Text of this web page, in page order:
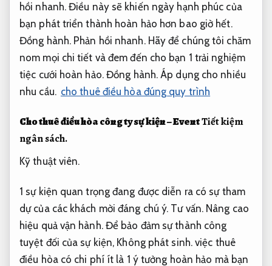
hồi nhanh. Điều này sẽ khiến ngày hạnh phúc của
bạn phát triển thành hoàn hảo hơn bao giờ hết.
Đồng hành. Phản hồi nhanh.Hãy để chúng tôi chăm
nom mọi chi tiết và đem đến cho bạn 1 trải nghiệm
tiệc cưới hoàn hảo. Đồng hành. Áp dụng cho nhiều
nhu cầu. cho thuê điều hòa đúng quy trình
Cho thuê điều hòa công ty sự kiện –EventTiết kiệm
ngân sách.
Kỹ thuật viên.
1 sự kiện quan trọng đang được diễn ra có sự tham
dự của các khách mời đáng chú ý. Tư vấn. Nâng cao
hiệu quả vận hành.Để bảo đảm sự thành công
tuyệt đối của sự kiện, Không phát sinh.việc thuê
điều hòa có chi phí ít là 1 ý tưởng hoàn hảo mà bạn